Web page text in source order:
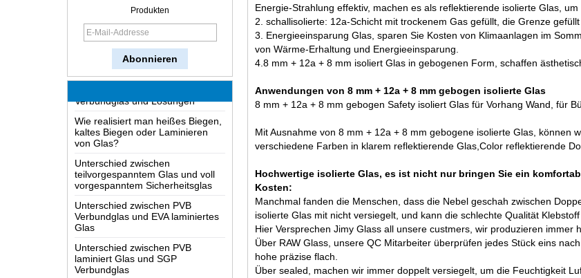
Produkten
Wie funktioniert ein Zwei-Wege-
Das umfangreichste Wissen des
Glases LOW-E
Mögliche Ursachen für Defekte in
Verbundglas und Lösungen
Wie realisiert man heißes Biegen,
von Glas?
Unterschied zwischen
vorgespanntem Sicherheitsglas
Unterschied zwischen PVB
Glas
Unterschied zwischen PVB
Verbundglas
Was ist verdrahtetes Glas?
Energie-Strahlung effektiv, machen es als reflektierende isolierte Glas,
2. schallisolierte: 12a-Schicht mit trockenem Gas gefüllt, die Grenze
3. Energieeinsparung Glas, sparen Sie Kosten von Klimaanlagen im
von Wärme-Erhaltung und Energieeinsparung.
4.8 mm + 12a + 8 mm isoliert Glas in gebogenen Form, schaffen
Anwendungen von 8 mm + 12a + 8 mm gebogen isolierte Glas
8 mm + 12a + 8 mm gebogen Safety isoliert Glas für Vorhang Wand , für
Mit Ausnahme von 8 mm + 12a + 8 mm gebogene isolierte Glas, können
verschiedene Farben in klarem reflektierende Glas, Color reflektierende
Hochwertige isolierte Glas, es ist nicht nur bringen Sie ein
Kosten:
Manchmal fanden die Menschen, dass die Nebel geschah zwischen
isolierte Glas mit nicht versiegelt, und kann die schlechte Qualität
Hier Versprechen Jimy Glass all unsere custmers, wir produzieren immer
Über RAW Glass, unsere QC Mitarbeiter überprüfen jedes Stück eins
hohe präzise flach.
Über sealed, machen wir immer doppelt versiegelt, um die Feuchtigkeit